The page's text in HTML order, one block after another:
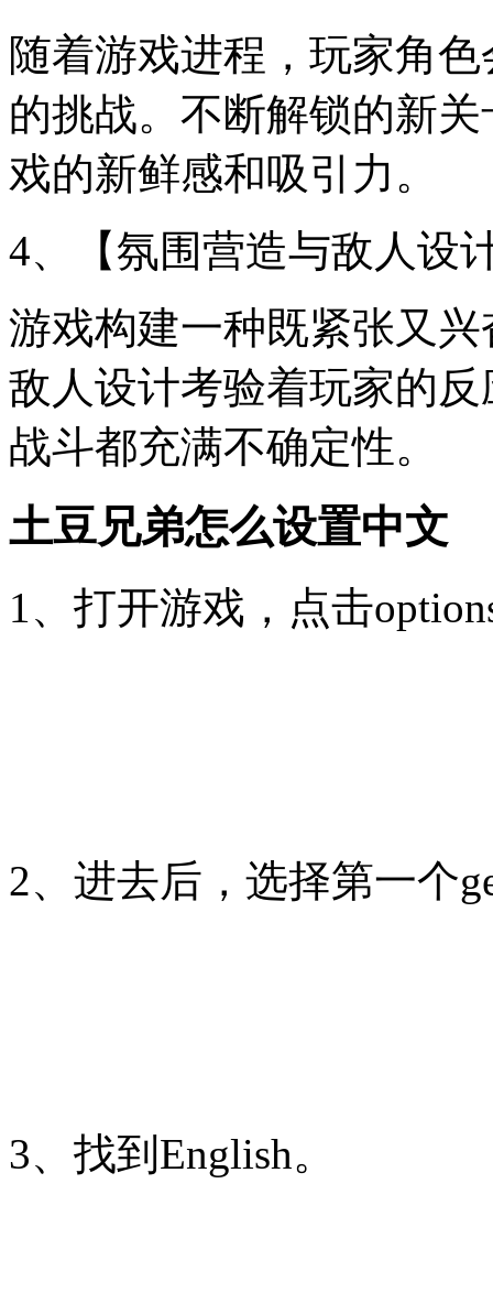
随着游戏进程，玩家角
的挑战。不断解锁的新
戏的新鲜感和吸引力。
4、【氛围营造与敌人设
游戏构建一种既紧张又
敌人设计考验着玩家的
战斗都充满不确定性。
土豆兄弟怎么设置中文
1、打开游戏，点击
2、进去后，选择第一个
3、找到English。